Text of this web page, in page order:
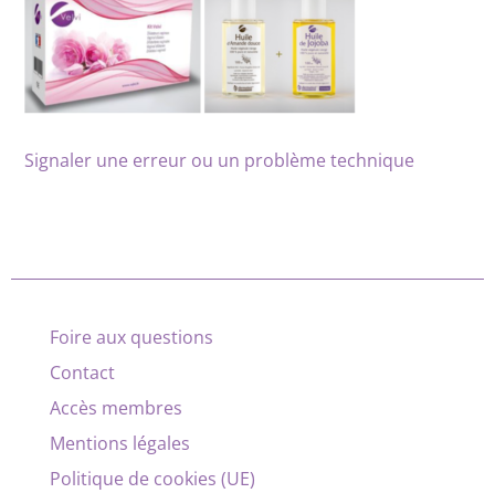
Signaler une erreur ou un problème technique
Foire aux questions
Contact
Accès membres
Mentions légales
Politique de cookies (UE)